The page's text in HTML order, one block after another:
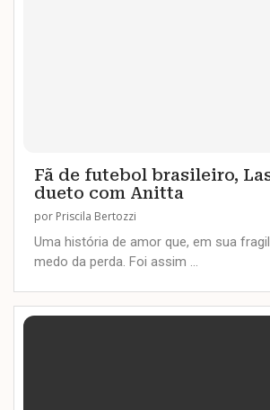
Fã de futebol brasileiro,
dueto com Anitta
por Priscila Bertozzi
Uma história de amor que, em sua
medo da perda. Foi assim …